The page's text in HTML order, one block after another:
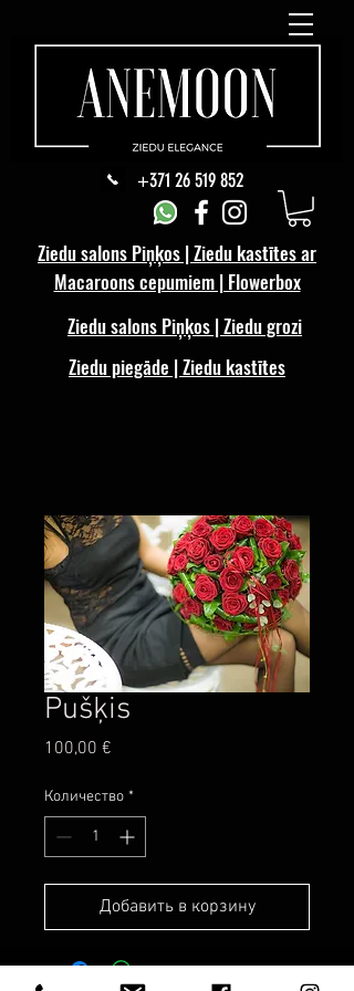
+371 26 519 852
Ziedu piegāde | Ziedu kastītes
Ziedu salons Piņķos | Ziedu kastītes ar
Macaroons cepumiem | Flowerbox
Ziedu salons Piņķos | Ziedu grozi
Pušķis
100,00 €
Количество *
Добавить в корзину